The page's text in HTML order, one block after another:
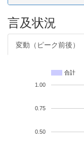
言及状況
変動（ピーク前後）
合計
0.50
0.75
1.00